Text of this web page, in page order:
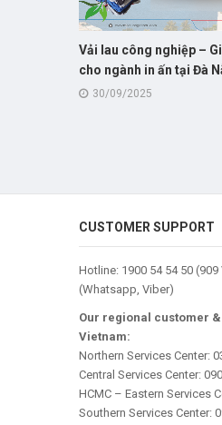
Vải lau công nghiệp –
cho ngành in ấn tại Đà
30/09/2025
CUSTOMER SUPPORT
Hotline: 1900 54 54 50 (909
(Whatsapp, Viber)
Our regional customer
Vietnam:
Northern Services Center:
Central Services Center:
HCMC – Eastern Services
Southern Services Center: